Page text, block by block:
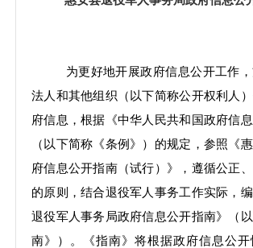
为更好地开展政府信息公开工作
法人和其他组织 （以下简称公开权利人）
府信息，根据《中华人民共和国政府信息
（以下简称《条例》）的规定，参照《
府信息公开指南（试行） 》，遵循公正
的原则，结合退役军人事务工作实际 ，
退役军人事务局政府信息公开指南》（
南》）
。《指南》将根据政府信息公